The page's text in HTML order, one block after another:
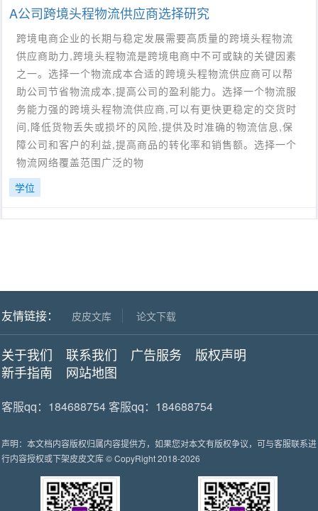
A公司跨境头程物流供应商选择研究
跨境电商企业的长期与稳定发展需要高质量的跨境头程物流
供应商助力,跨境头程物流是跨境电商中不可或缺的关键因素
之一。选择一个物流成本合适的跨境头程物流供应商可以帮
助公司节省物流成本,提高公司的盈利能力。选择一个物流服
务能力强的跨境头程物流供应商,可以有更快更稳定的交货时
间,降低货物丢失或损坏的风险,提供及时准确的物流信息,保
障公司和客户的利益,提高商品的转化率和销售额。选择一个
物流网络覆盖范围广泛的物
学位
友情链接： 皮皮文库 论文下载
关于我们 联系我们 广告服务
版权声明
新手指南
网站地图
客服qq：184688754 客服qq：184688754
声明：本文档内容版权归属内容提供方，如果您对本文有版权争议，可与客服联系进
行内容授权或下架皮皮文库© CopyRight 2018-2026